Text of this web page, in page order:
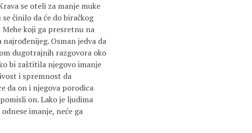
se oteli za manje muke
činilo da će do biračkog
koji ga presretnu na
Osman jedva da
dugotrajnih razgovora oko
bi zaštitila njegovo imanje
i spremnost da
da on i njegova porodica
on. Lako je ljudima
imanje, neće ga